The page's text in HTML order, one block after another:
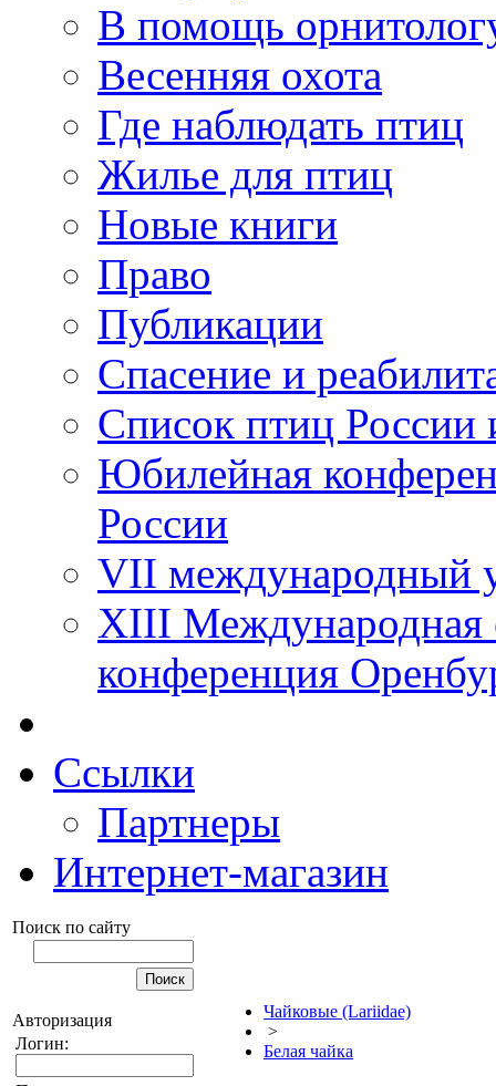
В помощь
Весенняя охота
Где наблюдать птиц
Жилье для птиц
Новые книги
Право
Публикации
Спасение и
Список птиц России
Юбилейная
России
VII международный
XIII Международная
конференция
Ссылки
Партнеры
Интернет-магазин
Поиск по сайту
Авторизация
Логин:
Чайковые (Lariidae)
>
Белая чайка